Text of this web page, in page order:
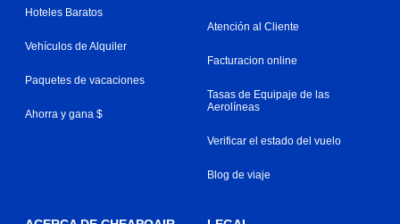
Hoteles Baratos
Vehículos de Alquiler
Paquetes de vacaciones
Ahorra y gana $
Atención al Cliente
Facturacion online
Tasas de Equipaje de las
Aerolíneas
Verificar el estado del vuelo
Blog de viaje